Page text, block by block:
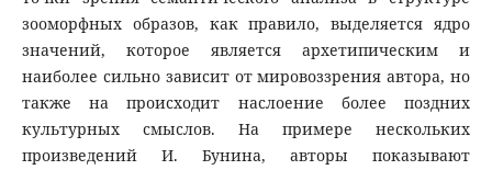
зооморфных образов, как правило, выделяется ядро
значений, которое является архетипическим и
наиболее сильно зависит от мировоззрения автора, но
также на происходит наслоение более поздних
культурных смыслов. На примере нескольких
произведений И. Бунина, авторы показывают